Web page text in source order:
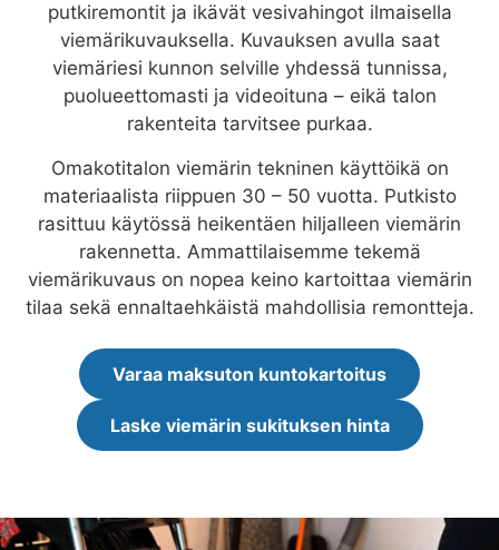
putkiremontit ja ikävät vesivahingot ilmaisella
viemärikuvauksella. Kuvauksen avulla saat
viemäriesi kunnon selville yhdessä tunnissa,
puolueettomasti ja videoituna – eikä talon
rakenteita tarvitsee purkaa.
Omakotitalon viemärin tekninen käyttöikä on
materiaalista riippuen 30 – 50 vuotta. Putkisto
rasittuu käytössä heikentäen hiljalleen viemärin
rakennetta. Ammattilaisemme tekemä
viemärikuvaus on nopea keino kartoittaa viemärin
tilaa sekä ennaltaehkäistä mahdollisia remontteja.
Varaa maksuton kuntokartoitus
Laske viemärin sukituksen hinta